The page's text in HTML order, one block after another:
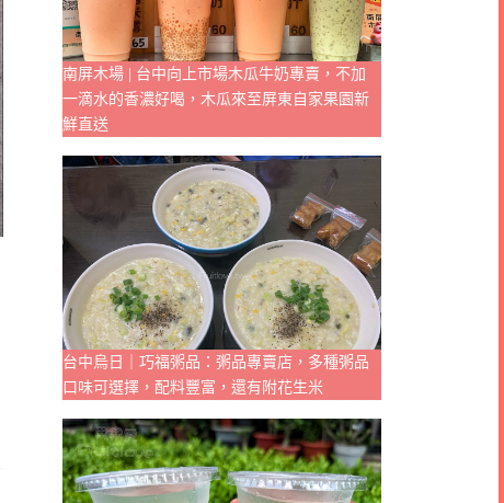
南屏木場 | 台中向上市場木瓜牛奶專賣，不加
一滴水的香濃好喝，木瓜來至屏東自家果園新
鮮直送
台中烏日｜巧福粥品：粥品專賣店，多種粥品
口味可選擇，配料豐富，還有附花生米